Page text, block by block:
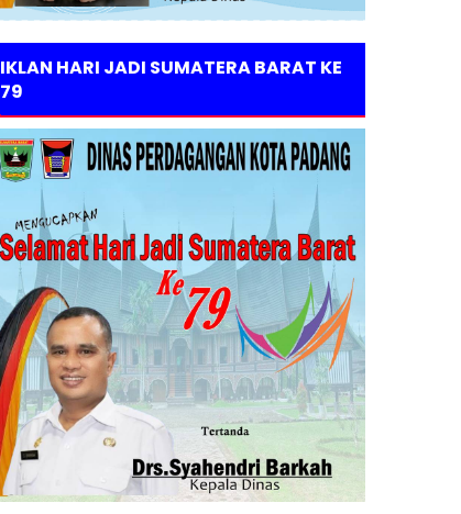
IKLAN HARI JADI SUMATERA BARAT KE
79